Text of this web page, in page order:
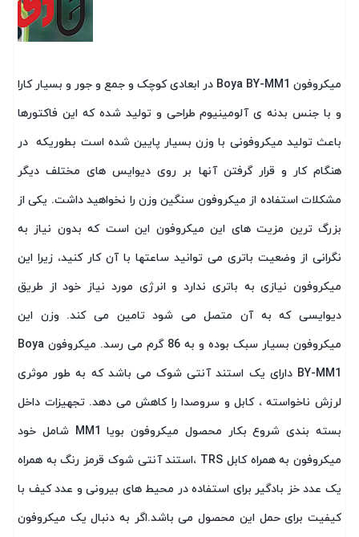
میکروفون Boya BY-MM1 در ابعادی کوچک و جمع و جور و بسیار کارا
و با جنس بدنه ی آلومینیوم طراحی و تولید شده که این فاکتورها
باعث تولید میکروفونی با وزن بسیار پایین شده است بطوریکه در
هنگام کار و قرار گرفتن آنها بر روی دیوایس های مختلف دیگر
مشکلات استفاده از میکروفون سنگین وزن را نخواهید داشت. یکی از
بزرگ ترین مزیت های این میکروفون این است که بدون نیاز به
نگرانی از وضعیت باتری می توانید ساعتها با آن کار کنید، زیرا این
میکروفون نیازی به باتری ندارد و انرژی مورد نیاز خود از طریق
دیوایسی که به آن متصل می شود تامین می کند. وزن این
میکروفون بسیار سبک بوده و به 86 گرم می رسد. میکروفون Boya
BY-MM1 دارای یک استند آنتی شوک می باشد که به طور موثری
لرزش ناخواسته ، کابل و سروصدا را کاهش می دهد. تجهیزات داخل
بسته بندی شروع بکار محصول میکروفون بویا MM1 شامل خود
میکروفون به همراه کابل TRS ،استند آنتی شوک قرمز رنگ به همراه
یک عدد خز بادگیر برای استفاده در محیط های بیرونی و عدد کیف با
کیفیت برای حمل این محصول می باشد.اگر به دنبال یک میکروفون